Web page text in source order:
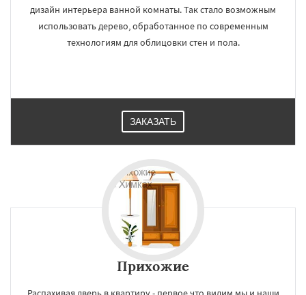
дизайн интерьера ванной комнаты. Так стало возможным
использовать дерево, обработанное по современным
технологиям для облицовки стен и пола.
ЗАКАЗАТЬ
Прихожие